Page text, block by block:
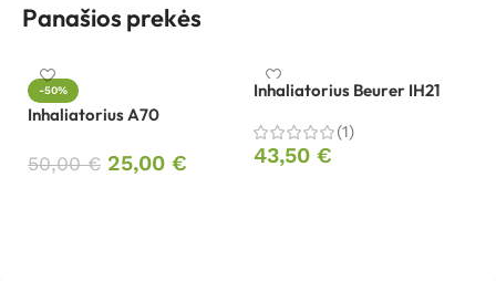
Panašios prekės
-50%
Inhaliatorius A70
50,00€ 25,00 €
Inhaliatorius Beurer IH21
(1)
43,50 €